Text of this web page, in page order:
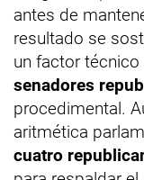
antes de
resultado se
un factor técnico
senadores
procedimental.
aritmética
cuatro